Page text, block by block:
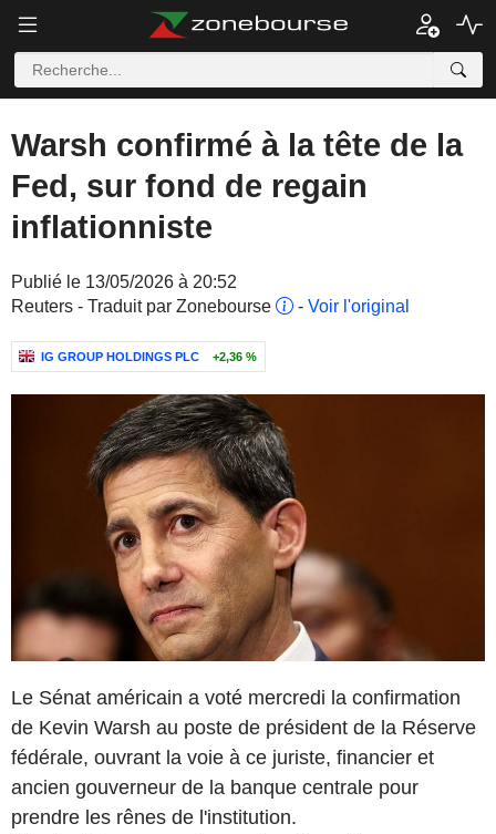
Warsh confirmé à la tête de la
Fed, sur fond de regain
inflationniste
Publié le 13/05/2026 à 20:52
Reuters - Traduit par Zonebourse
- Voir l'original
IG GROUP HOLDINGS PLC +2,36 %
Le Sénat américain a voté mercredi la confirmation
de Kevin Warsh au poste de président de la Réserve
fédérale, ouvrant la voie à ce juriste, financier et
ancien gouverneur de la banque centrale pour
prendre les rênes de l'institution.